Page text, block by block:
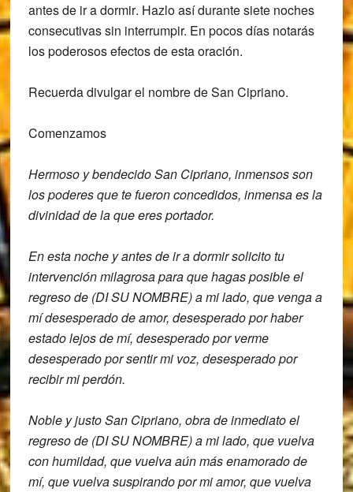
antes de ir a dormir. Hazlo así durantesiete noches
consecutivas sin interrumpir. En pocos días notarás
los poderosos efectos de esta oración.
Recuerda divulgar el nombre de San Cipriano.
Comenzamos
Hermoso y bendecido San Cipriano, inmensos son
los poderes que te fueronconcedidos, inmensa es la
divinidad de la que eresportador.
En esta noche y antes de ir a dormir solicito tu
intervención milagrosa paraque hagas posible el
regreso de (DI SU NOMBRE) a mi lado, que venga a
mídesesperado de amor, desesperado por haber
estado lejos de mí, desesperado por verme
desesperado porsentir mi voz, desesperado por
recibir mi perdón.
Noble y justo San Cipriano, obra de inmediato el
regreso de (DI SU NOMBRE) a mi lado, que vuelva
conhumildad, que vuelva aún más enamorado de
mí, que vuelva suspirando por mi amor, que vuelva